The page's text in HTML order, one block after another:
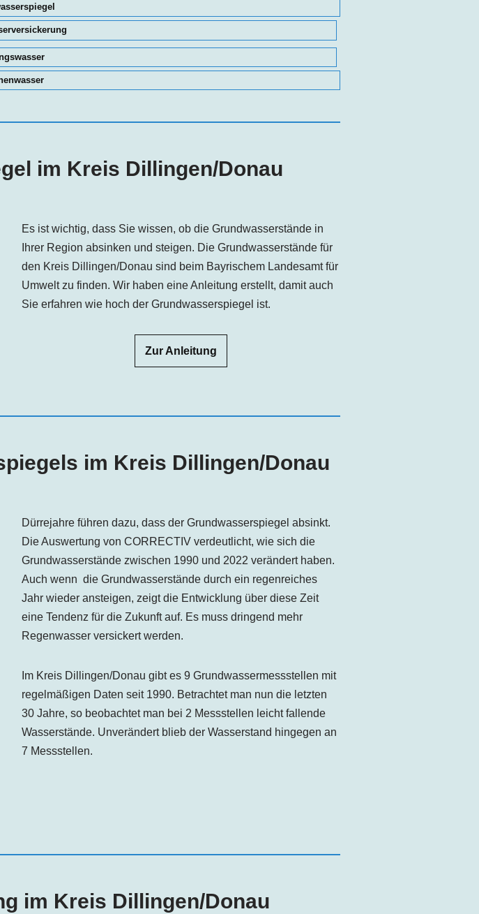
im Kreis Dillingen/Donau
Es ist wichtig, dass Sie wissen, ob die Grundwasserstände in
Ihrer Region absinken und steigen. Die Grundwasserstände für
den Kreis Dillingen/Donau sind beim Bayrischem Landesamt für
Umwelt zu finden. Wir haben eine Anleitung erstellt, damit auch
Sie erfahren wie hoch der Grundwasserspiegel ist.
Zur Anleitung
im Kreis Dillingen/Donau
Dürrejahre führen dazu, dass der Grundwasserspiegel absinkt.
Die Auswertung von CORRECTIV verdeutlicht, wie sich die
Grundwasserstände zwischen 1990 und 2022 verändert haben.
Auch wenn die Grundwasserstände durch ein regenreiches
Jahr wieder ansteigen, zeigt die Entwicklung über diese Zeit
eine Tendenz für die Zukunft auf. Es muss dringend mehr
Regenwasser versickert werden.
Im Kreis Dillingen/Donau gibt es 9 Grundwassermessstellen mit
regelmäßigen Daten seit 1990. Betrachtet man nun die letzten
30 Jahre, so beobachtet man bei 2 Messstellen leicht fallende
Wasserstände. Unverändert blieb der Wasserstand hingegen an
7 Messstellen.
im Kreis Dillingen/Donau